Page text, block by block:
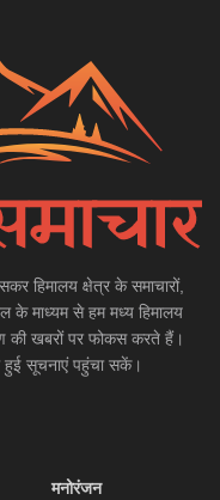
हिमालय क्षेत्र के समाचारों,
के माध्यम से हम मध्य हिमालय
की खबरों पर फोकस करते हैं।
हुई सूचनाएं पहुंचा सकें।
मनोरंजन